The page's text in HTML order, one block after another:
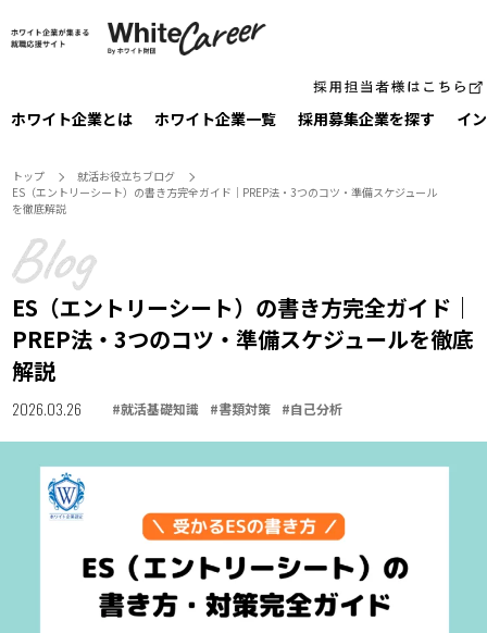
ホワイト企業とは ホワイト企業一覧 採⽤募集企業を探す イ
トップ
就活お役⽴ちブログ
ES（エントリーシート）の書き方完全ガイド｜PREP法・3つのコツ・準備スケジュール
を徹底解説
ES（エントリーシート）の書き方完全ガイド｜
PREP法・3つのコツ・準備スケジュールを徹底
解説
2026.03.26 #就活基礎知識 #書類対策 #自己分析